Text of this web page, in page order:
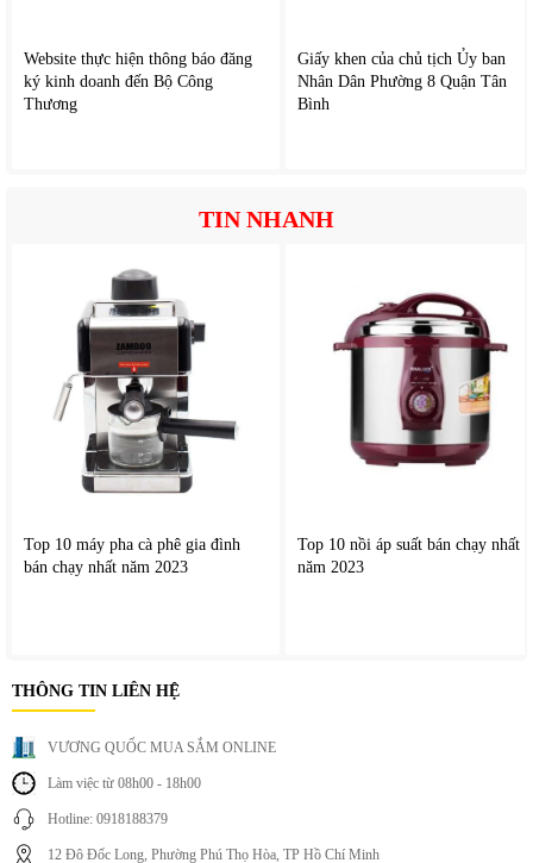
Độ ồn thấp, vận hành êm ái
Một điểm đáng chú ý của quạt treo tường gia đình
Lồng quạt được thiết kế với khe hở nhỏ, đảm bảo an toàn
cho người sử dụng, đặc biệt là gia đình có trẻ nhỏ.
Dễ dàng lắp đặt và vệ sinh
Cấu tạo quạt đơn giản giúp việc lắp đặt trở nên nhanh
chóng. Đồng thời, lồng quạt có thể tháo rời dễ dàng để vệ
sinh định kỳ, giúp quạt luôn hoạt động hiệu quả.
Website thực hiện thông báo đăng
ký kinh doanh đến Bộ Công
Thương
Giấy khen của chủ tịch Ủy ban
Nhân Dân Phường 8 Quận Tân
Bình
TIN NHANH
Top 10 máy pha cà phê gia đình
bán chạy nhất năm 2023
Top 10 nồi áp suất bán chạy nhất
năm 2023
THÔNG TIN LIÊN HỆ
VƯƠNG QUỐC MUA SẮM ONLINE
Làm việc từ 08h00 - 18h00
Hotline: 0918188379
12 Đô Đốc Long, Phường Phú Thọ Hòa, TP Hồ Chí Minh